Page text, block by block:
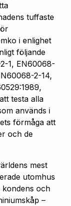
tuffaste
i enlighet
följande
1, EN60068-
2-14,
testa alla
används i
förmåga att
och de
mest
utomhus
och
–